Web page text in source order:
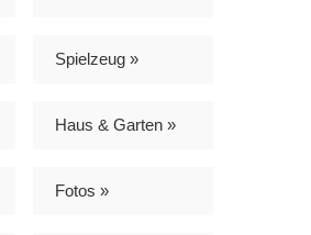
Spielzeug »
Haus & Garten »
Fotos »